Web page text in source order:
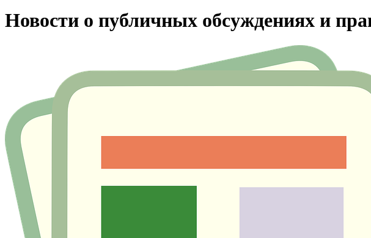
Новости о публичных обсуждениях и